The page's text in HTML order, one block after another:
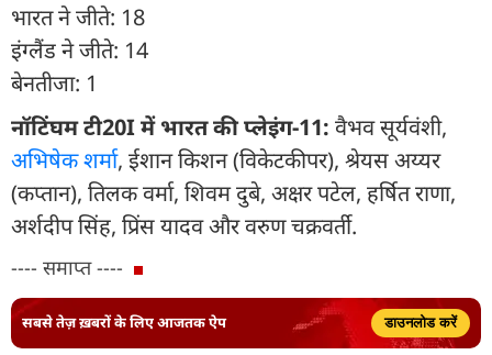
भारत ने जीते: 18
इंग्लैंड ने जीते: 14
बेनतीजा: 1
नॉटिंघम टी20I में भारत की प्लेइंग-11: वैभव सूर्यवंशी,
अभिषेक शर्मा, ईशान किशन (विकेटकीपर), श्रेयस अय्यर
(कप्तान), तिलक वर्मा, शिवम दुबे, अक्षर पटेल, हर्षित राणा,
अर्शदीप सिंह, प्रिंस यादव और वरुण चक्रवर्ती.
---- समाप्त ----
सबसे तेज़ ख़बरों के लिए आजतक ऐप डाउनलोड करें